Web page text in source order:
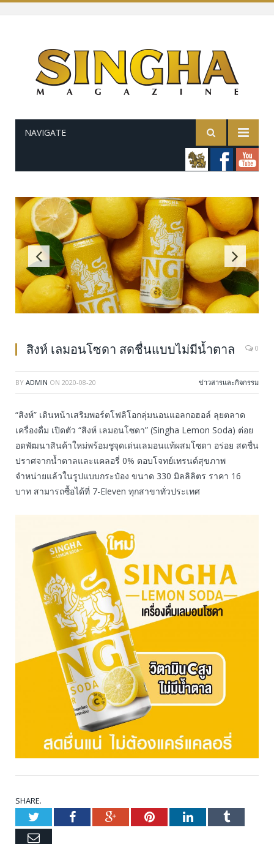
NAVIGATE
สิงห์ เลมอนโซดา สดชื่นแบบไม่มีน้ำตาล 0
BY ADMIN ON 2020-08-20 ข่าวสารและกิจกรรม
“สิงห์” เดินหน้าเสริมพอร์ตโฟลิโอกลุ่มนอนแอลกอฮอล์ ลุยตลาด
เครื่องดื่ม เปิดตัว “สิงห์ เลมอนโซดา” (Singha Lemon Soda) ต่อย
อดพัฒนาสินค้าใหม่พร้อมชูจุดเด่นเลมอนแท้ผสมโซดา อร่อย สดชื่น
ปราศจากน้ำตาลและแคลอรี่ 0% ตอบโจทย์เทรนด์สุขภาพ
จำหน่ายแล้วในรูปแบบกระป๋อง ขนาด 330 มิลลิลิตร ราคา 16
บาท สามารถซื้อได้ที่ 7-Eleven ทุกสาขาทั่วประเทศ
SHARE.
TwitterFacebookGoogle+PinterestLinkedInTumblr
Email